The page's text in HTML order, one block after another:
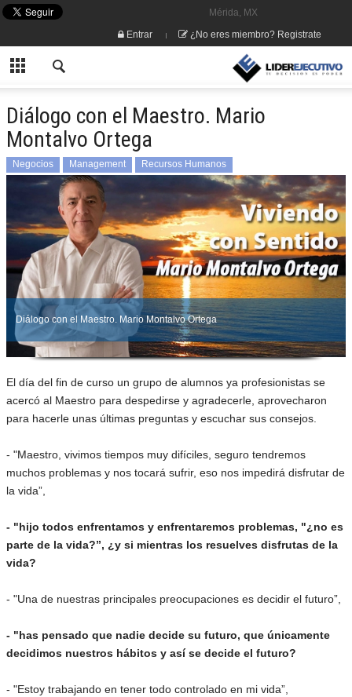
Mérida, MX
Entrar
¿No eres miembro? Registrate
Diálogo con el Maestro. Mario
Montalvo Ortega
Negocios Management
Recursos Humanos
Mario Montalvo Ortega
Diálogo con el Maestro. Mario Montalvo Ortega
El día del fin de curso un grupo de alumnos ya profesionistas se
acercó al Maestro para despedirse y agradecerle, aprovecharon
para hacerle unas últimas preguntas y escuchar sus consejos.
- "Maestro, vivimos tiempos muy difíciles, seguro tendremos
muchos problemas y nos tocará sufrir, eso nos impedirá disfrutar de
la vida”,
- "hijo todos enfrentamos y enfrentaremos problemas, "¿no es
parte de la vida?”, ¿y si mientras los resuelves disfrutas de la
vida?
- "Una de nuestras principales preocupaciones es decidir el futuro”,
- "has pensado que nadie decide su futuro, que únicamente
decidimos nuestros hábitos y así se decide el futuro?
- "Estoy trabajando en tener todo controlado en mi vida”,